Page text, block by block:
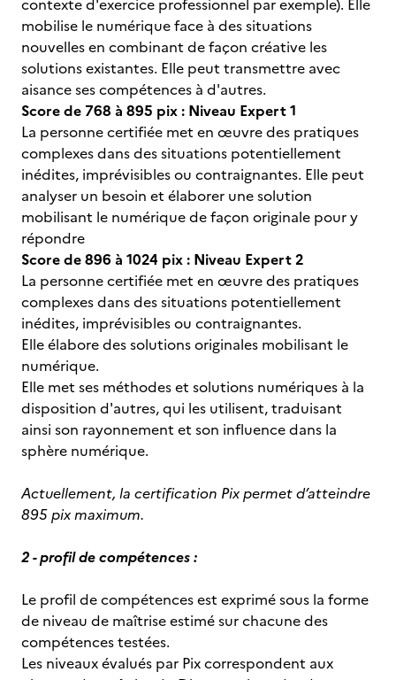
contexte d'exercice professionnel par exemple). Elle
mobilise le numérique face à des situations
nouvelles en combinant de façon créative les
solutions existantes. Elle peut transmettre avec
aisance ses compétences à d'autres.
Score de 768 à 895 pix : Niveau Expert 1
La personne certifiée met en œuvre des pratiques
complexes dans des situations potentiellement
inédites, imprévisibles ou contraignantes. Elle peut
analyser un besoin et élaborer une solution
mobilisant le numérique de façon originale pour y
répondre
Score de 896 à 1024 pix : Niveau Expert 2
La personne certifiée met en œuvre des pratiques
complexes dans des situations potentiellement
inédites, imprévisibles ou contraignantes.
Elle élabore des solutions originales mobilisant le
numérique.
Elle met ses méthodes et solutions numériques à la
disposition d'autres, qui les utilisent, traduisant
ainsi son rayonnement et son influence dans la
sphère numérique.
Actuellement, la certification Pix permet d’atteindre
895 pix maximum.
2 - profil de compétences :
Le profil de compétences est exprimé sous la forme
de niveau de maîtrise estimé sur chacune des
compétences testées.
Les niveaux évalués par Pix correspondent aux